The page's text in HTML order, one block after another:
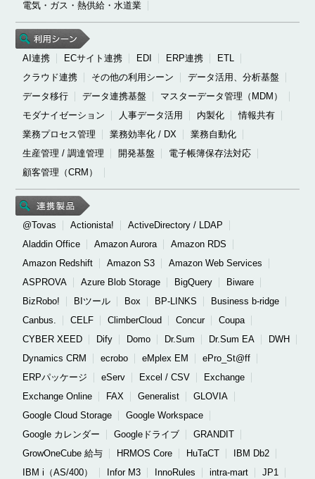
電気・ガス・熱供給・水道業
AI連携 ECサイト連携 EDI ERP連携
ETL
クラウド連携
その他の利用シーン
データ活用、分析基盤
データ移行
データ連携基盤
マスターデータ管理（MDM）
モダナイゼーション
人事データ活用 内製化
情報共有
業務プロセス管理
業務効率化 / DX
業務自動化
生産管理 / 調達管理
開発基盤
電子帳簿保存法対応
顧客管理（CRM）
@Tovas Actionista!
ActiveDirectory / LDAP
Aladdin Office
Amazon Aurora
Amazon RDS
Amazon Redshift
Amazon S3
Amazon Web Services
ASPROVA
Azure Blob Storage BigQuery
Biware
BizRobo!
BIツール Box BP-LINKS
Business b-ridge
Canbus.
CELF ClimberCloud Concur
Coupa
CYBER XEED
Dify Domo Dr.Sum Dr.Sum EA
DWH
Dynamics CRM
ecrobo eMplex EM
ePro_St@ff
ERPパッケージ
eServ Excel / CSV
Exchange
Exchange Online
FAX Generalist
GLOVIA
Google Cloud Storage
Google Workspace
Google カレンダー
Googleドライブ
GRANDIT
GrowOneCube 給与
HRMOS Core HuTaCT
IBM Db2
IBM i（AS/400）
Infor M3 InnoRules intra-mart
JP1